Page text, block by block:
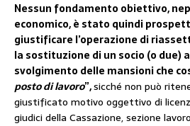
Nessun fondamento obiettivo,
economico, è stato quindi
giustificare l’operazione di
la sostituzione di un socio (o due)
svolgimento delle mansioni che
posto di lavoro”,sicché non può
giustificato motivo oggettivo di
giudici della Cassazione, sezione